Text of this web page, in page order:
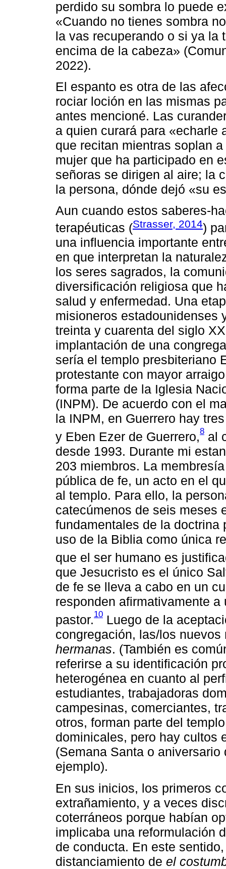
perdido su sombra lo puede
«Cuando no tienes sombra
la vas recuperando o si ya la
encima de la cabeza»
2022).
El espanto es otra de las
rociar loción en las mismas
antes mencioné. Las
a quien curará para «echarle
que recitan mientras soplan
mujer que ha participado en
señoras se dirigen al aire; la
la persona, dónde dejó «su
Aun cuando estos saberes-
terapéuticas (Strasser, 2014)
una influencia importante
en que interpretan la
los seres sagrados, la
diversificación religiosa que
salud y enfermedad. Una
misioneros estadounidenses
treinta y cuarenta del siglo
implantación de una
sería el templo presbiteriano
protestante con mayor
forma parte de la Iglesia
(INPM). De acuerdo con el
la INPM, en Guerrero hay
y Eben Ezer de Guerrero,8 al
desde 1993. Durante mi
203 miembros. La
pública de fe, un acto en el
al templo. Para ello, la
catecúmenos de seis meses
fundamentales de la
uso de la Biblia como única
que el ser humano es
que Jesucristo es el único
de fe se lleva a cabo en un
responden afirmativamente
pastor.10 Luego de la
congregación, las/los
hermanas. (También es
referirse a su identificación
heterogénea en cuanto al
estudiantes, trabajadoras
campesinas, comerciantes,
otros, forman parte del
dominicales, pero hay cultos
(Semana Santa o
ejemplo).
En sus inicios, los primeros
extrañamiento, y a veces
coterráneos porque habían
implicaba una reformulación
de conducta. En este
distanciamiento de el